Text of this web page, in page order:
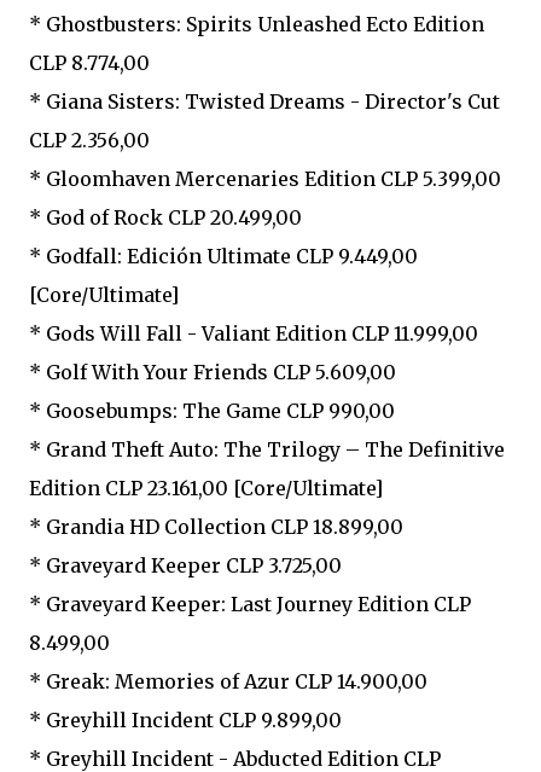
* Ghostbusters: Spirits Unleashed Ecto Edition
CLP 8.774,00
* Giana Sisters: Twisted Dreams - Director's Cut
CLP 2.356,00
* Gloomhaven Mercenaries Edition CLP 5.399,00
* God of Rock CLP 20.499,00
* Godfall: Edición Ultimate CLP 9.449,00
[Core/Ultimate]
* Gods Will Fall - Valiant Edition CLP 11.999,00
* Golf With Your Friends CLP 5.609,00
* Goosebumps: The Game CLP 990,00
* Grand Theft Auto: The Trilogy – The Definitive
Edition CLP 23.161,00 [Core/Ultimate]
* Grandia HD Collection CLP 18.899,00
* Graveyard Keeper CLP 3.725,00
* Graveyard Keeper: Last Journey Edition CLP
8.499,00
* Greak: Memories of Azur CLP 14.900,00
* Greyhill Incident CLP 9.899,00
* Greyhill Incident - Abducted Edition CLP